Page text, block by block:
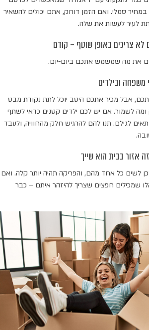
סמלי. ואם הזמן דוחק, אתם יכולים להשאיר
לעיר לעשות את שלה.
את מה שמשמש אתכם ביום-יום.
אבל מכיר אתכם היטב יוכל לתת נקודת מבט
לשמור. אם יש לכם ילדים קטנים כדאי לשתף
לגילם. תנו להם להרגיש חלק מהחוויה, ולעבד
לשים כל אחד מהם, והפריקה תהיה יותר קלה. ואם
שמכילים חפצים שצריך להיזהר איתם – כבר